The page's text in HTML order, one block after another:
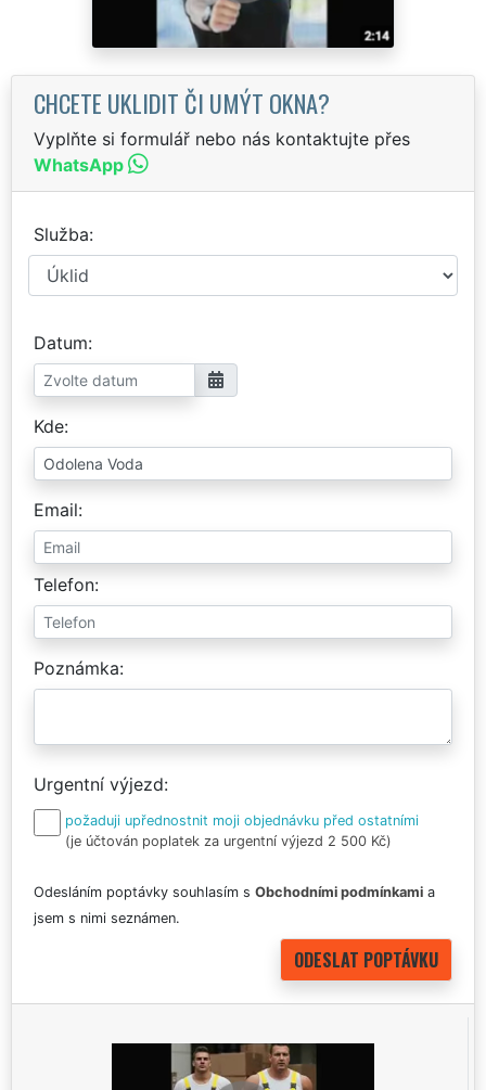
CHCETE UKLIDIT ČI UMÝT OKNA?
Vyplňte si formulář nebo nás kontaktujte přes
WhatsApp
Služba
Datum
Kde
Email
Telefon
Poznámka
Urgentní výjezd
požaduji upřednostnit moji objednávku před ostatními
(je účtován poplatek za urgentní výjezd 2 500 Kč)
Odesláním poptávky souhlasím s Obchodními podmínkami a
jsem s nimi seznámen.